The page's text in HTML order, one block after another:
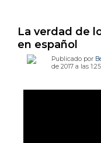
La verdad de
en español
Publicado por
de 2017 a las